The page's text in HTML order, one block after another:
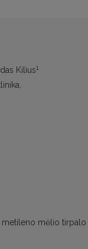
Kilius1
mėlio